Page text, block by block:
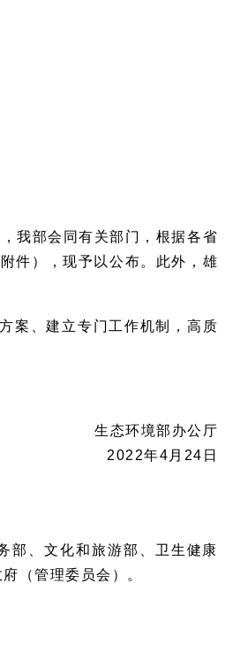
我部会同有关部门，根据各省
件），现予以公布。此外，雄
案、建立专门工作机制，高质
生态环境部办公厅
2022年4月24日
部、文化和旅游部、卫生健康
（管理委员会）。